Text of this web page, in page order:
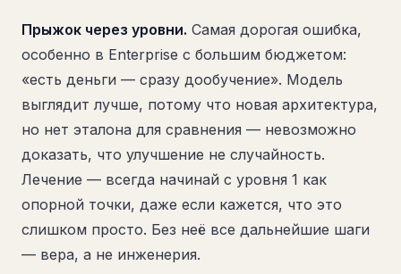
Прыжок через уровни. Самая дорогая ошибка,
особенно в Enterprise с большим бюджетом:
«есть деньги — сразу дообучение». Модель
выглядит лучше, потому что новая архитектура,
но нет эталона для сравнения — невозможно
доказать, что улучшение не случайность.
Лечение — всегда начинай с уровня 1 как
опорной точки, даже если кажется, что это
слишком просто. Без неё все дальнейшие шаги
— вера, а не инженерия.